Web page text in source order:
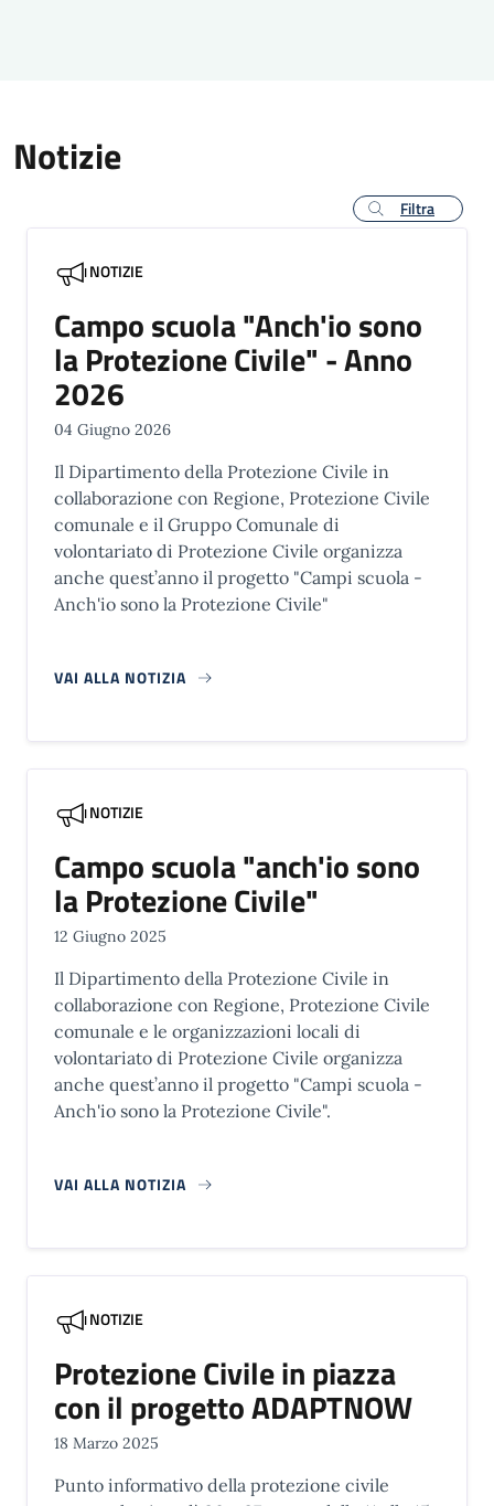
Notizie
Filtra
NOTIZIE
Campo scuola "Anch'io sono
la Protezione Civile" - Anno
2026
04 Giugno 2026
Il Dipartimento della Protezione Civile in
collaborazione con Regione, Protezione Civile
comunale e il Gruppo Comunale di
volontariato di Protezione Civile organizza
anche quest’anno il progetto "Campi scuola -
Anch'io sono la Protezione Civile"
VAI ALLA NOTIZIA
NOTIZIE
Campo scuola "anch'io sono
la Protezione Civile"
12 Giugno 2025
Il Dipartimento della Protezione Civile in
collaborazione con Regione, Protezione Civile
comunale e le organizzazioni locali di
volontariato di Protezione Civile organizza
anche quest’anno il progetto "Campi scuola -
Anch'io sono la Protezione Civile".
VAI ALLA NOTIZIA
NOTIZIE
Protezione Civile in piazza
con il progetto ADAPTNOW
18 Marzo 2025
Punto informativo della protezione civile